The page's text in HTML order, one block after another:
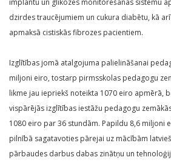
implantu un glikozes monitorēšanas sistēmu
dzirdes traucējumiem un cukura diabētu, kā
apmaksā cistiskās fibrozes pacientiem.
Izglītības jomā atalgojuma palielināšanai
miljoni eiro, tostarp pirmsskolas pedagogu
likme jau iepriekš noteikta 1070 eiro apmērā,
vispārējās izglītības iestāžu pedagogu
1080 eiro par 36 stundām. Papildu 8,6 miljoni
pilnībā sagatavoties pārejai uz mācībām
pārbaudes darbus dabas zinātņu un